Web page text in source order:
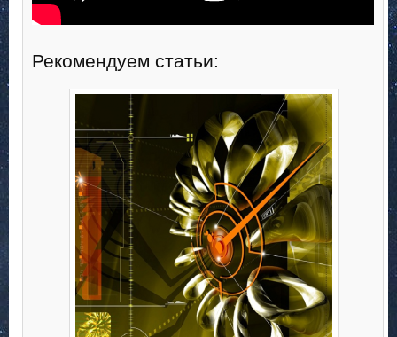
Рекомендуем статьи: